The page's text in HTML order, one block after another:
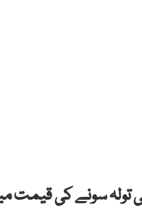
قیمت میں 350 روپے کا اضافہ